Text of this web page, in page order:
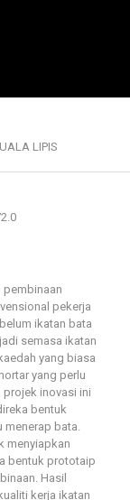
LIPIS
pembinaan
pekerja
ikatan bata
semasa ikatan
yang biasa
yang perlu
projek inovasi ini
bentuk
menerap bata.
menyiapkan
bentuk prototaip
Hasil
kerja ikatan